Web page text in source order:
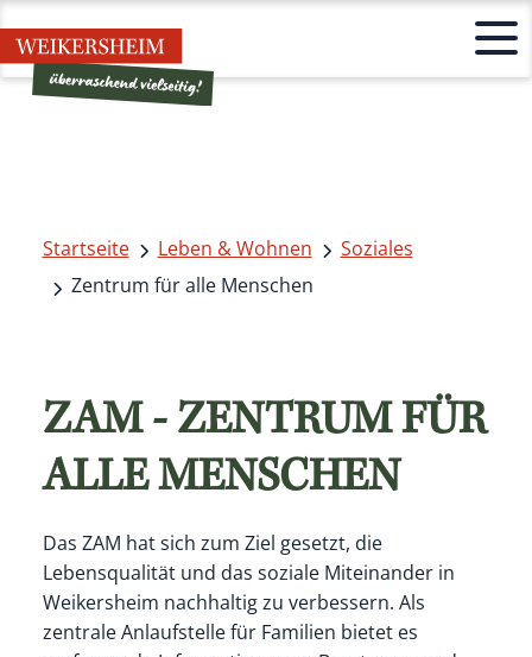
Startseite Leben & Wohnen
Soziales
Zentrum für alle Menschen
ZAM - ZENTRUM FÜR
ALLE MENSCHEN
Das ZAM hat sich zum Ziel gesetzt, die
Lebensqualität und das soziale Miteinander in
Weikersheim nachhaltig zu verbessern. Als
zentrale Anlaufstelle für Familien bietet es